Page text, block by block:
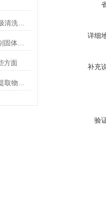
方面
详细
补充
验